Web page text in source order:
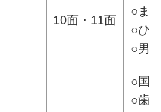
10面・11面
○ま
○ひ
○男
○国
○歯